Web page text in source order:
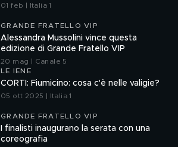
01 feb | Italia 1
GRANDE FRATELLO VIP
Alessandra Mussolini vince questa
edizione di Grande Fratello VIP
20 mag | Canale 5
LE IENE
CORTI: Fiumicino: cosa c'è nelle valigie?
05 ott 2025 | Italia 1
GRANDE FRATELLO VIP
I finalisti inaugurano la serata con una
coreografia